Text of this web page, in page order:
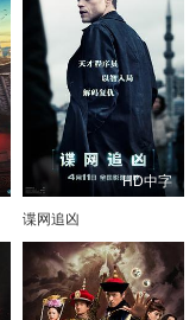
HD中字
谍网追凶